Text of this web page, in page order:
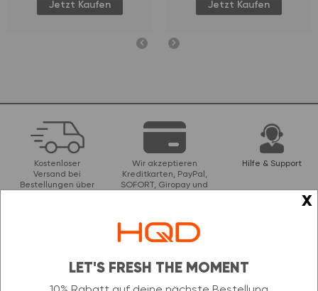
Jetzt Kaufen Jetzt Kaufen
Kostenloser
Versand bei
Bestellungen über
Wir akzeptieren
Kreditkarten, PayPal,
SOFORT, Giropay und
Hilfe & Support
x
LET'S FRESH THE MOMENT